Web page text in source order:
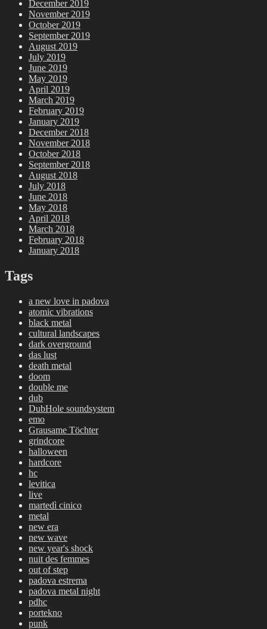
December 2019
November 2019
October 2019
September 2019
August 2019
July 2019
June 2019
May 2019
April 2019
March 2019
February 2019
January 2019
December 2018
November 2018
October 2018
September 2018
August 2018
July 2018
June 2018
May 2018
April 2018
March 2018
February 2018
January 2018
Tags
a new love in padova
atomic vibrations
black metal
cultural landscapes
dark overground
das lust
death metal
doom
double me
dub
DubHole soundsystem
emo
Grausame Töchter
grindcore
halloween
hardcore
hc
levitica
live
martedì cinico
metal
new era
new wave
new year's shock
nuit des femmes
out of step
padova estrema
padova metal night
pdhc
portekno
punk